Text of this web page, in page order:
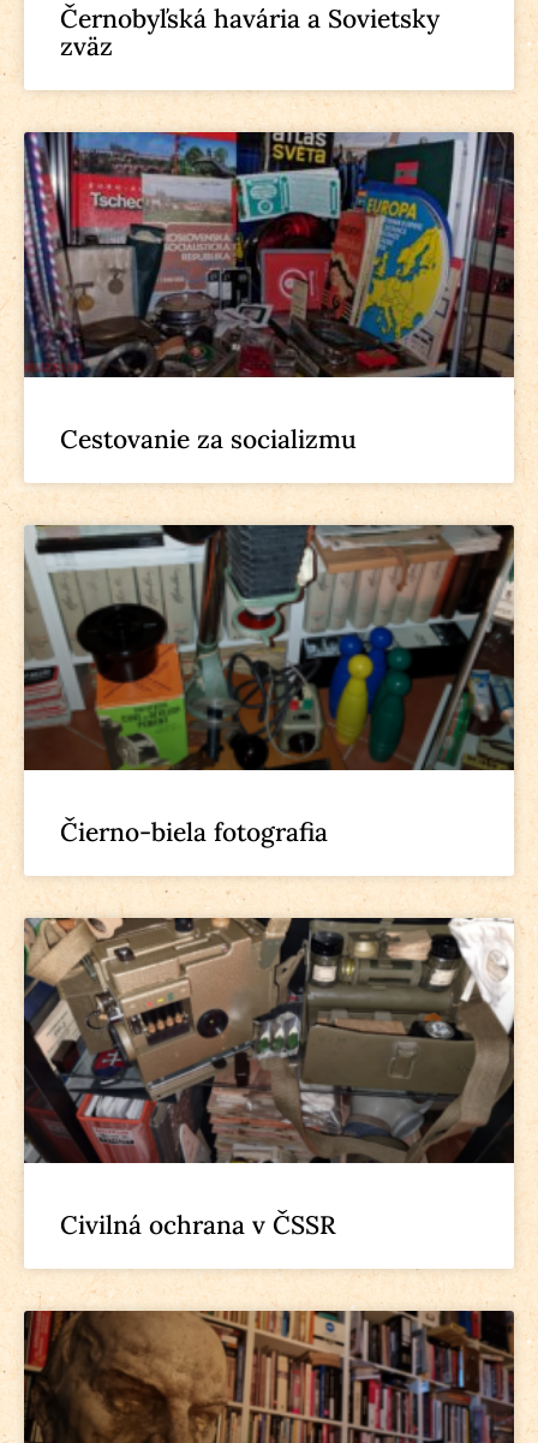
Černobyľská havária a Sovietsky
zväz
Cestovanie za socializmu
Čierno-biela fotografia
Civilná ochrana v ČSSR